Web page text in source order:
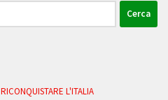
RICONQUISTARE L'ITALIA